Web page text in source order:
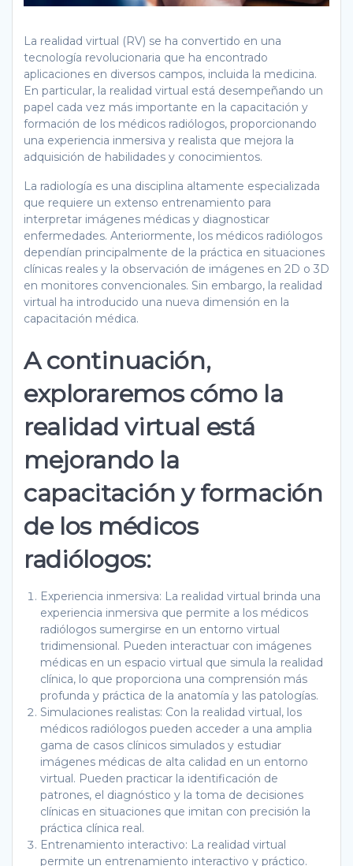
La realidad virtual (RV) se ha convertido en una
tecnología revolucionaria que ha encontrado
aplicaciones en diversos campos, incluida la medicina.
En particular, la realidad virtual está desempeñando un
papel cada vez más importante en la capacitación y
formación de los médicos radiólogos, proporcionando
una experiencia inmersiva y realista que mejora la
adquisición de habilidades y conocimientos.
La radiología es una disciplina altamente especializada
que requiere un extenso entrenamiento para
interpretar imágenes médicas y diagnosticar
enfermedades. Anteriormente, los médicos radiólogos
dependían principalmente de la práctica en situaciones
clínicas reales y la observación de imágenes en 2D o 3D
en monitores convencionales. Sin embargo, la realidad
virtual ha introducido una nueva dimensión en la
capacitación médica.
A continuación,
exploraremos cómo la
realidad virtual está
mejorando la
capacitación y formación
de los médicos
radiólogos:
Experiencia inmersiva: La realidad virtual brinda una
experiencia inmersiva que permite a los médicos
radiólogos sumergirse en un entorno virtual
tridimensional. Pueden interactuar con imágenes
médicas en un espacio virtual que simula la realidad
clínica, lo que proporciona una comprensión más
profunda y práctica de la anatomía y las patologías.
Simulaciones realistas: Con la realidad virtual, los
médicos radiólogos pueden acceder a una amplia
gama de casos clínicos simulados y estudiar
imágenes médicas de alta calidad en un entorno
virtual. Pueden practicar la identificación de
patrones, el diagnóstico y la toma de decisiones
clínicas en situaciones que imitan con precisión la
práctica clínica real.
Entrenamiento interactivo: La realidad virtual
permite un entrenamiento interactivo y práctico.